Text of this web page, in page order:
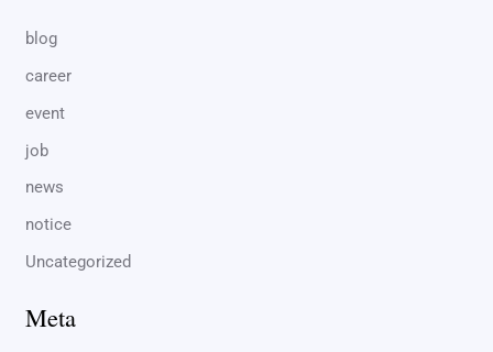
blog
career
event
job
news
notice
Uncategorized
Meta